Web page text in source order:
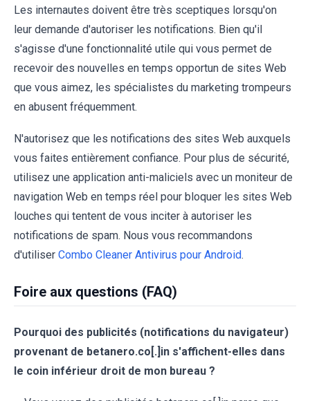
Les internautes doivent être très sceptiques lorsqu'on
leur demande d'autoriser les notifications. Bien qu'il
s'agisse d'une fonctionnalité utile qui vous permet de
recevoir des nouvelles en temps opportun de sites Web
que vous aimez, les spécialistes du marketing trompeurs
en abusent fréquemment.
N'autorisez que les notifications des sites Web auxquels
vous faites entièrement confiance. Pour plus de sécurité,
utilisez une application anti-maliciels avec un moniteur de
navigation Web en temps réel pour bloquer les sites Web
louches qui tentent de vous inciter à autoriser les
notifications de spam. Nous vous recommandons
d'utiliser Combo Cleaner Antivirus pour Android.
Foire aux questions (FAQ)
Pourquoi des publicités (notifications du navigateur)
provenant de betanero.co[.]in s'affichent-elles dans
le coin inférieur droit de mon bureau ?